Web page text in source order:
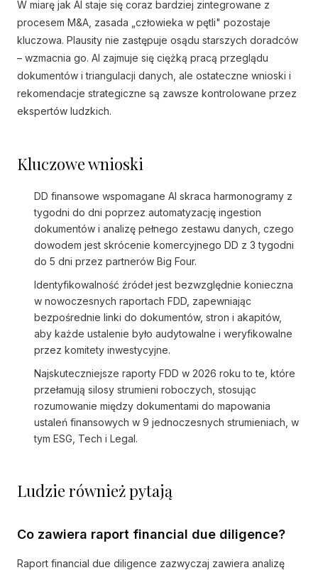
W miarę jak AI staje się coraz bardziej zintegrowane z
procesem M&A, zasada „człowieka w pętli" pozostaje
kluczowa. Plausity nie zastępuje osądu starszych doradców
– wzmacnia go. AI zajmuje się ciężką pracą przeglądu
dokumentów i triangulacji danych, ale ostateczne wnioski i
rekomendacje strategiczne są zawsze kontrolowane przez
ekspertów ludzkich.
Kluczowe wnioski
DD finansowe wspomagane AI skraca harmonogramy z
tygodni do dni poprzez automatyzację ingestion
dokumentów i analizę pełnego zestawu danych, czego
dowodem jest skrócenie komercyjnego DD z 3 tygodni
do 5 dni przez partnerów Big Four.
Identyfikowalność źródeł jest bezwzględnie konieczna
w nowoczesnych raportach FDD, zapewniając
bezpośrednie linki do dokumentów, stron i akapitów,
aby każde ustalenie było audytowalne i weryfikowalne
przez komitety inwestycyjne.
Najskuteczniejsze raporty FDD w 2026 roku to te, które
przełamują silosy strumieni roboczych, stosując
rozumowanie między dokumentami do mapowania
ustaleń finansowych w 9 jednoczesnych strumieniach, w
tym ESG, Tech i Legal.
Ludzie również pytają
Co zawiera raport financial due diligence?
Raport financial due diligence zazwyczaj zawiera analizę